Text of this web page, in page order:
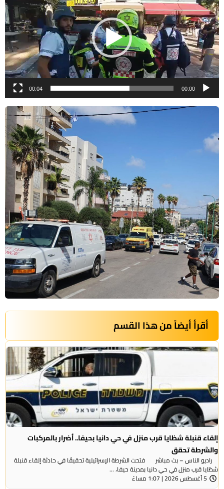
00:00
00:04
أقرأ أيضاً من هذا القسم
إلقاء قنبلة شظايا قرب منزل في حي دانيا بحيفا.. أضرار بالمركبات
والشرطة تحقق
راديو الناس – بث مباشر فتحت الشرطة الإسرائيلية تحقيقًا في حادثة إلقاء قنبلة
شظايا قرب منزل في حي دانيا بمدينة حيفا، ...
5 أغسطس 2026 | 1:07 مساءً